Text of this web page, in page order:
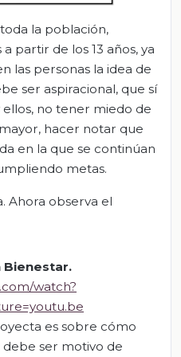
la población,
partir de los 13 años, ya
las personas la idea de
ser aspiracional, que sí
no tener miedo de
hacer notar que
en la que se continúan
metas.
Ahora observa el
Bienestar.
watch?
es sobre cómo
debe ser motivo de